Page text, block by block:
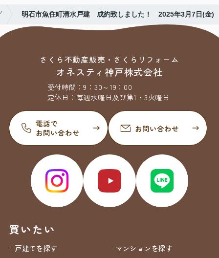
明石市魚住町清水戸建 成約致しました！ 2025年3月7日(金)
さくら不動産販売・さくらリフォーム
オネスティ神戸株式会社
受付時間：9：30～19：00
定休日： 毎週水曜日及び第1・3火曜日
買いたい
戸建てを探す
マンションを探す